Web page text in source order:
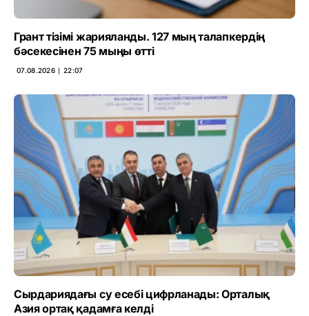
Грант тізімі жарияланды. 127 мың талапкердің
бәсекесінен 75 мыңы өтті
07.08.2026 ∣ 22:07
Сырдариядағы су есебі цифрланады: Орталық
Азия ортақ қадамға келді